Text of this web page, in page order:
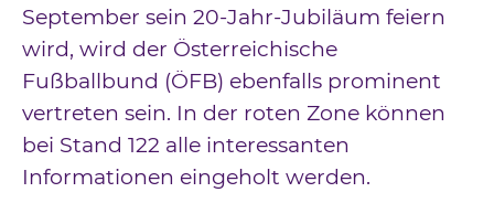
September sein 20-Jahr-Jubiläum feiern
wird, wird der Österreichische
Fußballbund (ÖFB) ebenfalls prominent
vertreten sein. In der roten Zone können
bei Stand 122 alle interessanten
Informationen eingeholt werden.